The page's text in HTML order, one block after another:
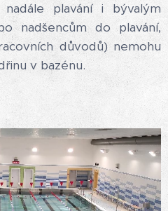
plavání i bývalým
nadšencům do plavání,
důvodů) nemohu
v bazénu.